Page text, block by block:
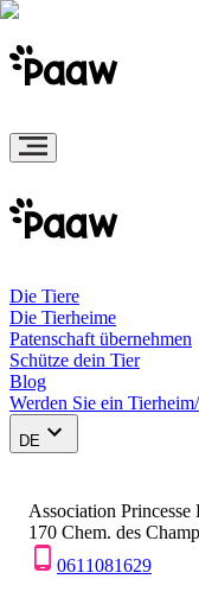
Die Tiere
Die Tierheime
Patenschaft übernehmen
Schütze dein Tier
Blog
Werden Sie ein
DE
Association
170 Chem. des
0611081629